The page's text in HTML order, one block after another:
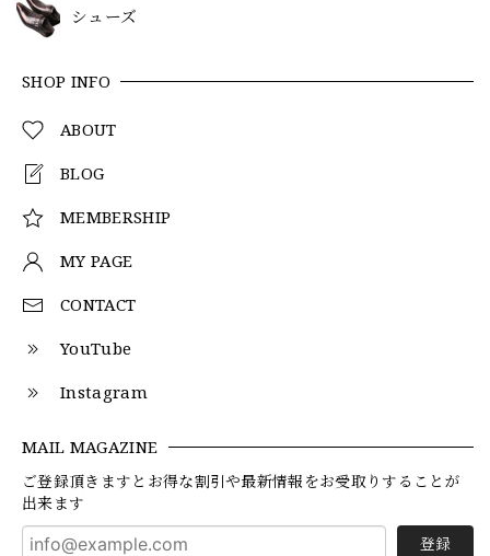
シューズ
SHOP INFO
ABOUT
BLOG
MEMBERSHIP
MY PAGE
CONTACT
YouTube
Instagram
MAIL MAGAZINE
ご登録頂きますとお得な割引や最新情報をお受取りすることが
出来ます
登録